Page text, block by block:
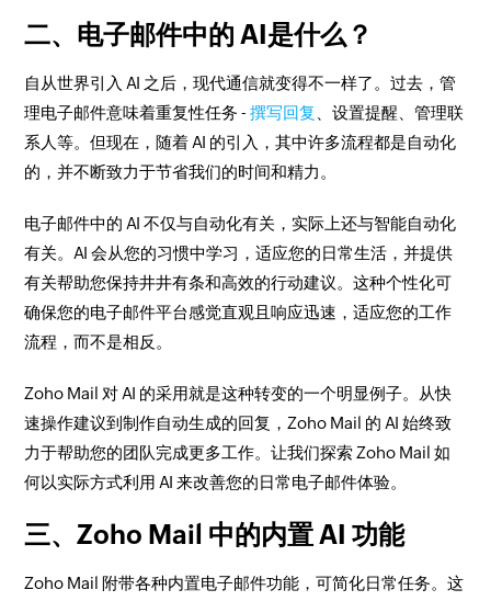
二、电子邮件中的 AI是什么？
自从世界引入 AI 之后，现代通信就变得不一样了。过去，管
理电子邮件意味着重复性任务 -撰写回复
、设置提醒、管理联
系人等。但现在，随着 AI 的引入，其中许多流程都是自动化
的，并不断致力于节省我们的时间和精力。
电子邮件中的 AI 不仅与自动化有关，实际上还与智能自动化
有关。AI 会从您的习惯中学习，适应您的日常生活，并提供
有关帮助您保持井井有条和高效的行动建议。这种个性化可
确保您的电子邮件平台感觉直观且响应迅速，适应您的工作
流程，而不是相反。
Zoho Mail 对 AI 的采用就是这种转变的一个明显例子。从快
速操作建议到制作自动生成的回复，Zoho Mail 的 AI 始终致
力于帮助您的团队完成更多工作。让我们探索 Zoho Mail 如
何以实际方式利用 AI 来改善您的日常电子邮件体验。
三、Zoho Mail 中的内置 AI 功能
Zoho Mail 附带各种内置电子邮件功能，可简化日常任务。这